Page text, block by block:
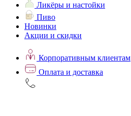
Ликёры и настойки
Пиво
Новинки
Акции и скидки
Корпоративным клиентам
Оплата и доставка